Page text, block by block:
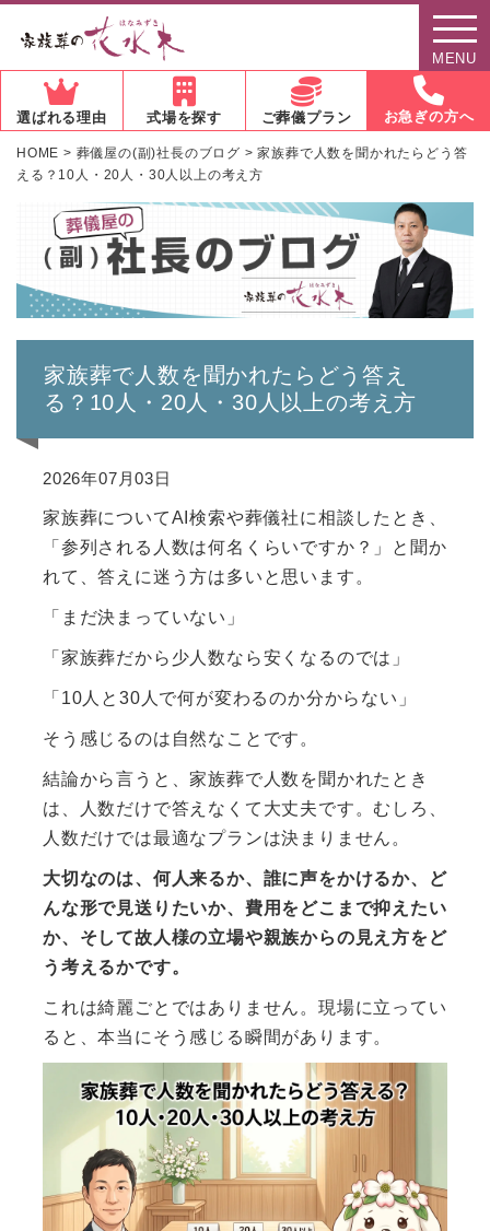
MENU
選ばれる理由 式場を探す ご葬儀プラン お急ぎの方へ
HOME > 葬儀屋の(副)社長のブログ >家族葬で人数を聞かれたらどう答
える？10人・20人・30人以上の考え方
家族葬で人数を聞かれたらどう答え
る？10人・20人・30人以上の考え方
2026年07月03日
家族葬についてAI検索や葬儀社に相談したとき、
「参列される人数は何名くらいですか？」と聞か
れて、答えに迷う方は多いと思います。
「まだ決まっていない」
「家族葬だから少人数なら安くなるのでは」
「10人と30人で何が変わるのか分からない」
そう感じるのは自然なことです。
結論から言うと、家族葬で人数を聞かれたとき
は、人数だけで答えなくて大丈夫です。むしろ、
人数だけでは最適なプランは決まりません。
大切なのは、何人来るか、誰に声をかけるか、ど
んな形で見送りたいか、費用をどこまで抑えたい
か、そして故人様の立場や親族からの見え方をど
う考えるかです。
これは綺麗ごとではありません。現場に立ってい
ると、本当にそう感じる瞬間があります。